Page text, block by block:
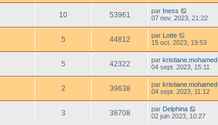
10 53961 par Iness
07 nov. 2023, 21:22
5 44812 par Lotte
15 oct. 2023, 19:53
5 42322 par kristiane.mohamed
04 sept. 2023, 15:11
2 39638 par kristiane.mohamed
04 sept. 2023, 11:12
3 38708 par Delphina
02 juin 2023, 10:27